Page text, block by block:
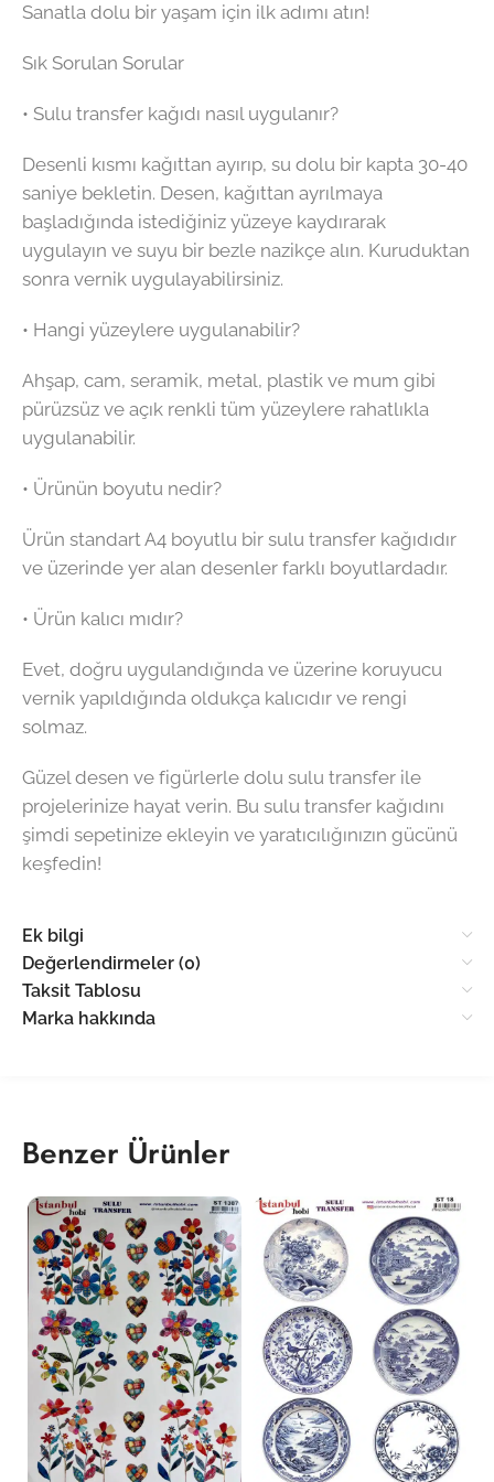
Sanatla dolu bir yaşam için ilk adımı atın!
Sık Sorulan Sorular
• Sulu transfer kağıdı nasıl uygulanır?
Desenli kısmı kağıttan ayırıp, su dolu bir kapta 30-40
saniye bekletin. Desen, kağıttan ayrılmaya
başladığında istediğiniz yüzeye kaydırarak
uygulayın ve suyu bir bezle nazikçe alın. Kuruduktan
sonra vernik uygulayabilirsiniz.
• Hangi yüzeylere uygulanabilir?
Ahşap, cam, seramik, metal, plastik ve mum gibi
pürüzsüz ve açık renkli tüm yüzeylere rahatlıkla
uygulanabilir.
• Ürünün boyutu nedir?
Ürün standart A4 boyutlu bir sulu transfer kağıdıdır
ve üzerinde yer alan desenler farklı boyutlardadır.
• Ürün kalıcı mıdır?
Evet, doğru uygulandığında ve üzerine koruyucu
vernik yapıldığında oldukça kalıcıdır ve rengi
solmaz.
Güzel desen ve figürlerle dolu sulu transfer ile
projelerinize hayat verin. Bu sulu transfer kağıdını
şimdi sepetinize ekleyin ve yaratıcılığınızın gücünü
keşfedin!
Ek bilgi
Değerlendirmeler (0)
Taksit Tablosu
Marka hakkında
Benzer Ürünler